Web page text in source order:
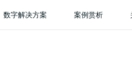
数字解决方案 案例赏析